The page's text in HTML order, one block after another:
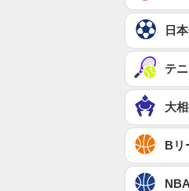
日
テ
大
Bリ
NBA